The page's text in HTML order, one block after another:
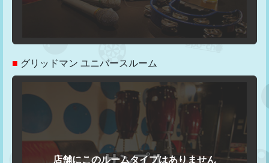
■ グリッドマン ユニバースルーム